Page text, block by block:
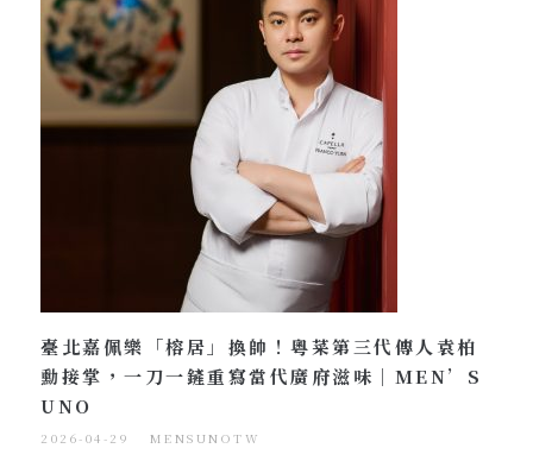
臺北嘉佩樂「榕居」換帥！粵菜第三代傳人袁柏
勳接掌，一刀一鏟重寫當代廣府滋味｜MEN’S
UNO
2026-04-29 MENSUNOTW